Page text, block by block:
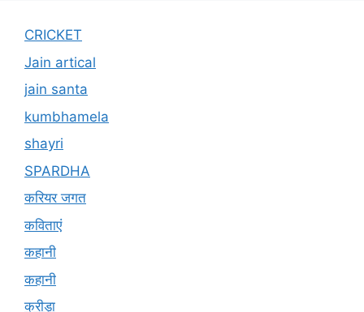
CRICKET
Jain artical
jain santa
kumbhamela
shayri
SPARDHA
करियर जगत
कविताएं
कहानी
कहानी
क्रीड़ा